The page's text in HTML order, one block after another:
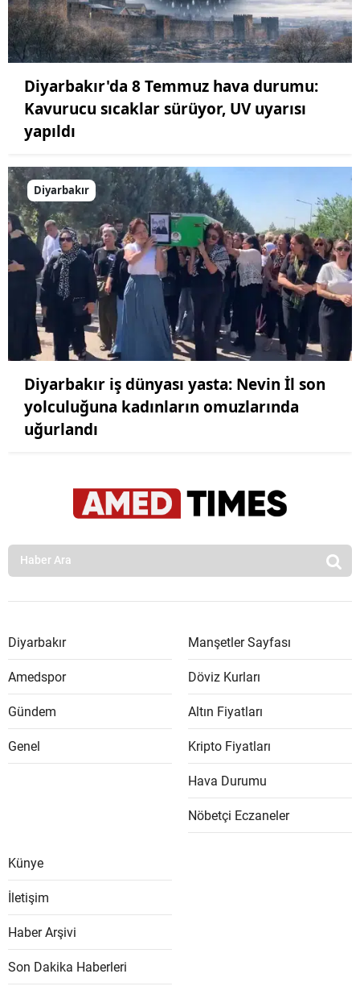
Diyarbakır'da 8 Temmuz hava durumu:
Kavurucu sıcaklar sürüyor, UV uyarısı
yapıldı
Diyarbakır
Diyarbakır iş dünyası yasta: Nevin İl son
yolculuğuna kadınların omuzlarında
uğurlandı
Diyarbakır
Amedspor
Gündem
Genel
Manşetler Sayfası
Döviz Kurları
Altın Fiyatları
Kripto Fiyatları
Hava Durumu
Nöbetçi Eczaneler
Künye
İletişim
Haber Arşivi
Son Dakika Haberleri